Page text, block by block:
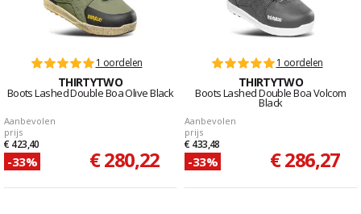
1 oordelen
THIRTYTWO
Boots Lashed Double Boa Olive Black
Aanbevolen
prijs
€ 423,40
-33% € 280,22
1 oordelen
THIRTYTWO
Boots Lashed Double Boa Volcom
Black
Aanbevolen
prijs
€ 433,48
-33% € 286,27